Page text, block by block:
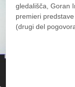
gledališča, Goran
premieri
(drugi del